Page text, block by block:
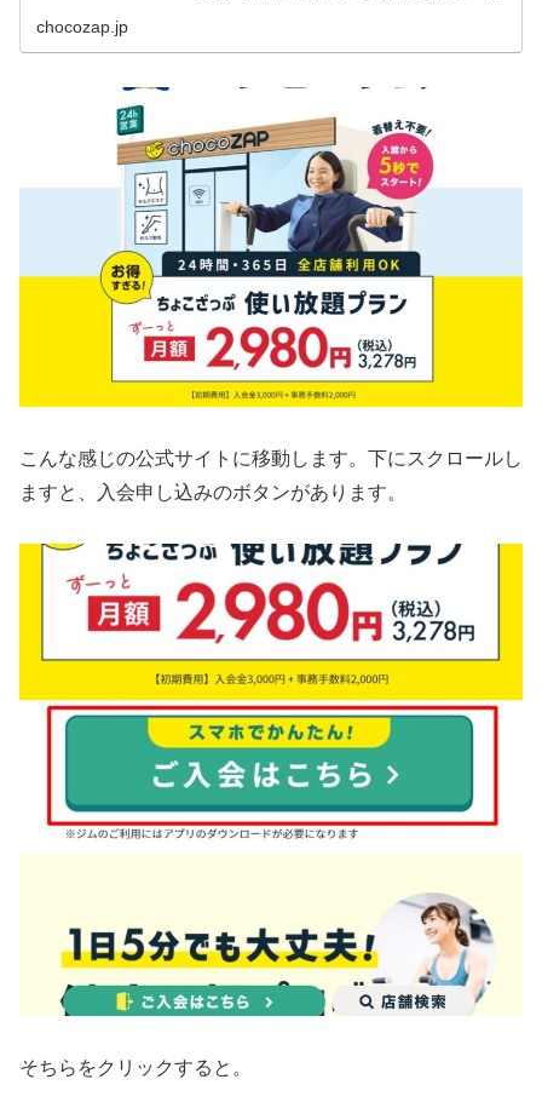
chocozap.jp
こんな感じの公式サイトに移動します。下にスクロールし
ますと、入会申し込みのボタンがあります。
そちらをクリックすると。